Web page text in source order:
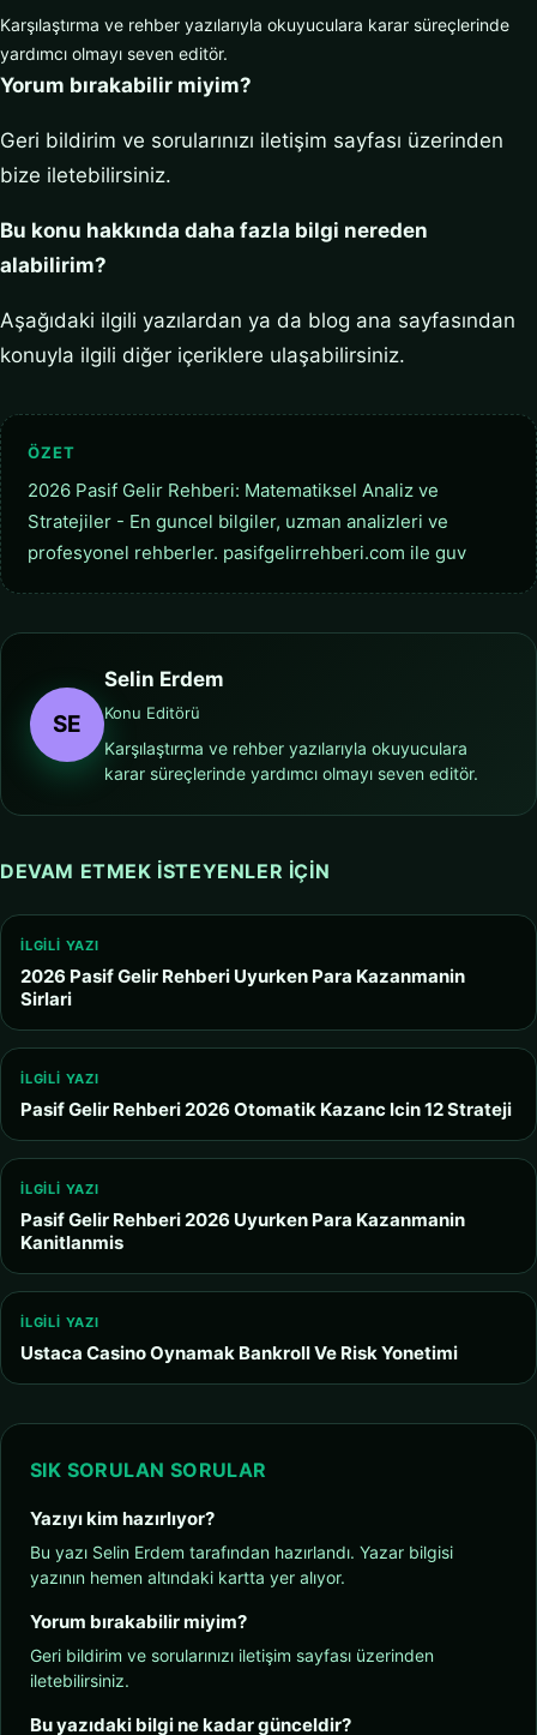
Karşılaştırma ve rehber yazılarıyla okuyuculara karar süreçlerinde
yardımcı olmayı seven editör.
Yorum bırakabilir miyim?
Geri bildirim ve sorularınızı iletişim sayfası üzerinden
bize iletebilirsiniz.
Bu konu hakkında daha fazla bilgi nereden
alabilirim?
Aşağıdaki ilgili yazılardan ya da blog ana sayfasından
konuyla ilgili diğer içeriklere ulaşabilirsiniz.
ÖZET
2026 Pasif Gelir Rehberi: Matematiksel Analiz ve
Stratejiler - En guncel bilgiler, uzman analizleri ve
profesyonel rehberler. pasifgelirrehberi.com ile guv
SE
Selin Erdem
Konu Editörü
Karşılaştırma ve rehber yazılarıyla okuyuculara
karar süreçlerinde yardımcı olmayı seven editör.
DEVAM ETMEK ISTEYENLER IÇIN
İLGILI YAZI
2026 Pasif Gelir Rehberi Uyurken Para Kazanmanin
Sirlari
İLGILI YAZI
Pasif Gelir Rehberi 2026 Otomatik Kazanc Icin 12 Strateji
İLGILI YAZI
Pasif Gelir Rehberi 2026 Uyurken Para Kazanmanin
Kanitlanmis
İLGILI YAZI
Ustaca Casino Oynamak Bankroll Ve Risk Yonetimi
SIK SORULAN SORULAR
Yazıyı kim hazırlıyor?
Bu yazı Selin Erdem tarafından hazırlandı. Yazar bilgisi
yazının hemen altındaki kartta yer alıyor.
Yorum bırakabilir miyim?
Geri bildirim ve sorularınızı iletişim sayfası üzerinden
iletebilirsiniz.
Bu yazıdaki bilgi ne kadar günceldir?